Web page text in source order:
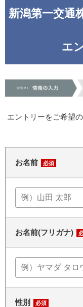
新潟第一交通
エ
エントリーをご希望
お名前 必須
お名前(フリガナ)
性別 必須